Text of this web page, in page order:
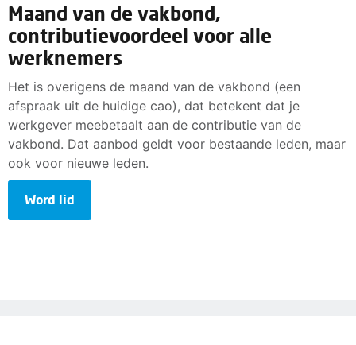
Maand van de vakbond,
contributievoordeel voor alle
werknemers
Het is overigens de maand van de vakbond (een
afspraak uit de huidige cao), dat betekent dat je
werkgever meebetaalt aan de contributie van de
vakbond. Dat aanbod geldt voor bestaande leden, maar
ook voor nieuwe leden.
Word lid